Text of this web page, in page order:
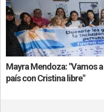
Mayra Mendoza: "Vamos
país con Cristina libre"